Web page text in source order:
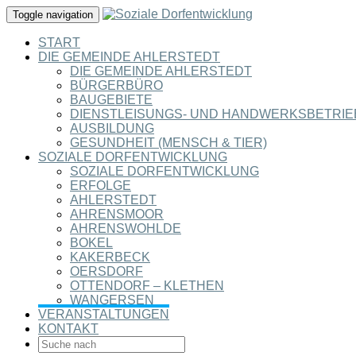
Toggle navigation
START
DIE GEMEINDE AHLERSTEDT
DIE GEMEINDE AHLERSTEDT
BÜRGERBÜRO
BAUGEBIETE
DIENSTLEISUNGS- UND
AUSBILDUNG
GESUNDHEIT (MENSCH & TIER)
SOZIALE DORFENTWICKLUNG
SOZIALE DORFENTWICKLUNG
ERFOLGE
AHLERSTEDT
AHRENSMOOR
AHRENSWOHLDE
BOKEL
KAKERBECK
OERSDORF
OTTENDORF – KLETHEN
WANGERSEN
VERANSTALTUNGEN
KONTAKT
SEARCH